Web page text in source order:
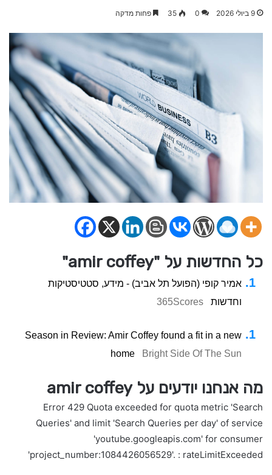
9 ביולי 2026 0
35 פחות מדקה
כל החדשות על "amir coffey"
אמיר קופי (הפועל תל אביב) - מידע, סטטיסטיקות
וחדשות
365Scores
Season in Review: Amir Coffey found a fit in a new
home
Bright Side Of The Sun
מה אנחנו יודעים על amir coffey
Error 429 Quota exceeded for quota metric 'Search
Queries' and limit 'Search Queries per day' of service
'youtube.googleapis.com' for consumer
'project_number:1084426056529'. : rateLimitExceeded